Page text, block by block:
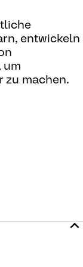
entwickeln
zu machen.